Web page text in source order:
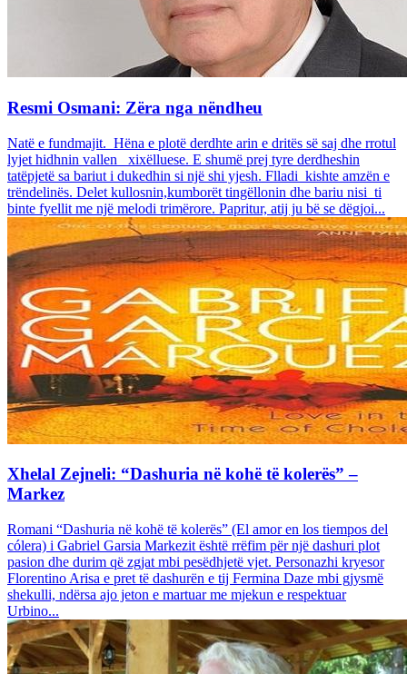
Resmi Osmani: Zëra nga nëndheu
Natë e fundmajit. Hëna e plotë derdhte arin e dritës së saj dhe rrotul
lyjet hidhnin vallen xixëlluese. E shumë prej tyre derdheshin
tatëpjetë sa bariut i dukedhin si një shi yjesh. Flladi kishte amzën e
trëndelinës. Delet kullosnin,kumborët tingëllonin dhe bariu nisi ti
binte fyellit me një melodi trimërore. Papritur, atij ju bë se dëgjoi...
Xhelal Zejneli: “Dashuria në kohë të kolerës” –
Markez
Romani “Dashuria në kohë të kolerës” (El amor en los tiempos del
cólera) i Gabriel Garsia Markezit është rrëfim për një dashuri plot
pasion dhe durim që zgjat mbi pesëdhjetë vjet. Personazhi kryesor
Florentino Arisa e pret të dashurën e tij Fermina Daze mbi gjysmë
shekulli, ndërsa ajo jeton e martuar me mjekun e respektuar
Urbino...